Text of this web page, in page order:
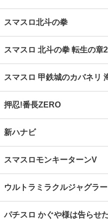
スマスロ北斗の拳
スマスロ 北斗の拳 転生の章2
スマスロ 甲鉄城のカバネリ
押忍!番長ZERO
新ハナビ
スマスロモンキーターンV
ウルトラミラクルジャグラー
パチスロ かぐや様は告らせ